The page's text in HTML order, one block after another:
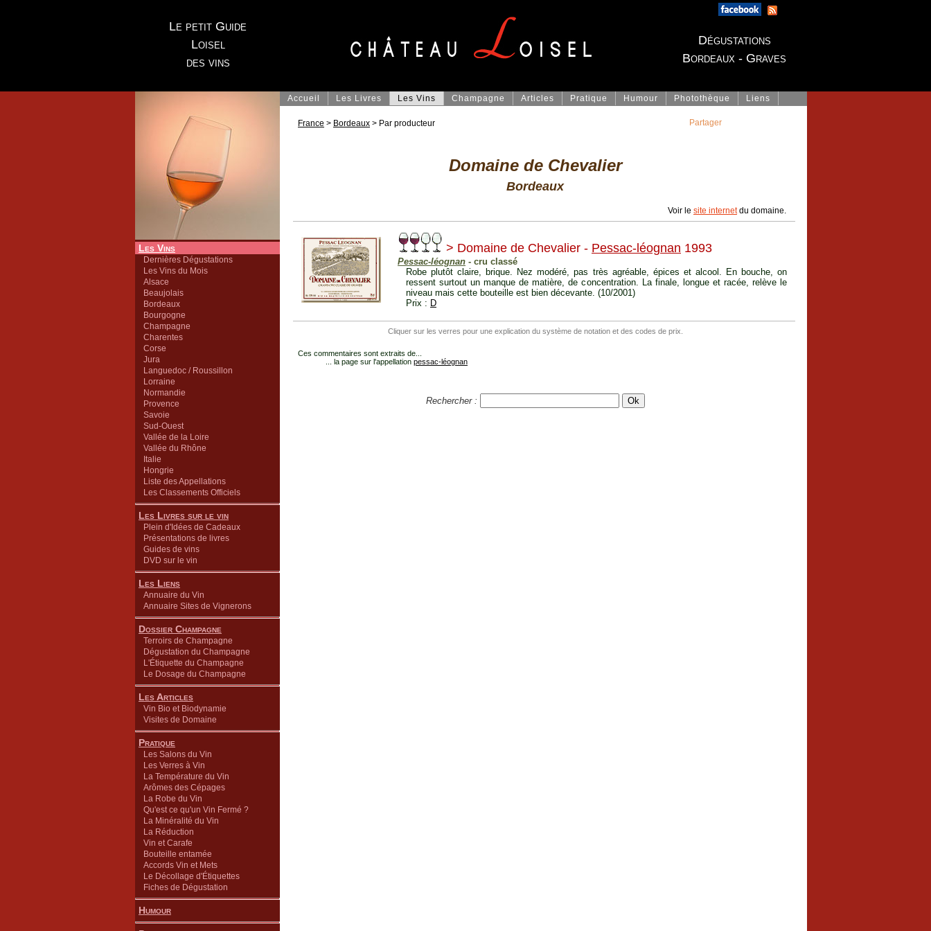
Le petit Guide
Loisel
des vins
Dégustations
Bordeaux - Graves
Les Vins
Dernières Dégustations
Les Vins du Mois
Alsace
Beaujolais
Bordeaux
Bourgogne
Champagne
Charentes
Corse
Jura
Languedoc / Roussillon
Lorraine
Normandie
Provence
Savoie
Sud-Ouest
Vallée de la Loire
Vallée du Rhône
Italie
Hongrie
Liste des Appellations
Les Classements Officiels
Les Livres sur le vin
Plein d'Idées de Cadeaux
Présentations de livres
Guides de vins
DVD sur le vin
Les Liens
Annuaire du Vin
Annuaire Sites de Vignerons
Dossier Champagne
Terroirs de Champagne
Dégustation du Champagne
L'Étiquette du Champagne
Le Dosage du Champagne
Les Articles
Vin Bio et Biodynamie
Visites de Domaine
Pratique
Les Salons du Vin
Les Verres à Vin
La Température du Vin
Arômes des Cépages
La Robe du Vin
Qu'est ce qu'un Vin Fermé ?
La Minéralité du Vin
La Réduction
Vin et Carafe
Bouteille entamée
Accords Vin et Mets
Le Décollage d'Étiquettes
Fiches de Dégustation
Humour
Accueil Les Livres Les Vins Champagne Articles Pratique Humour Photothèque Liens
France > Bordeaux > Par producteur
Domaine de Chevalier
Bordeaux
Voir le site internetdu domaine.
> Domaine de Chevalier - Pessac-léognan 1993
Pessac-léognan - cru classé
Robe plutôt claire, brique. Nez modéré, pas très agréable, épices et alcool. En bouche, on
ressent surtout un manque de matière, de concentration. La finale, longue et racée, relève le
niveau mais cette bouteille est bien décevante. (10/2001)
Prix : D
Cliquer sur les verres pour une explication du système de notation et des codes de prix.
Ces commentaires sont extraits de...
... la page sur l'appellation pessac-léognan
Rechercher :
Partager